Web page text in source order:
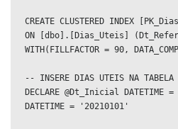
CREATE CLUSTERED INDEX
ON [dbo].[Dias_Uteis]
WITH(FILLFACTOR = 90,
-- INSERE DIAS UTEIS NA
DECLARE @Dt_Inicial
DATETIME = '20210101'